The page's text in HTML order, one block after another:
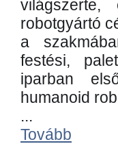
robotgyártó
a
festési,
iparban
humanoid
...
Tovább